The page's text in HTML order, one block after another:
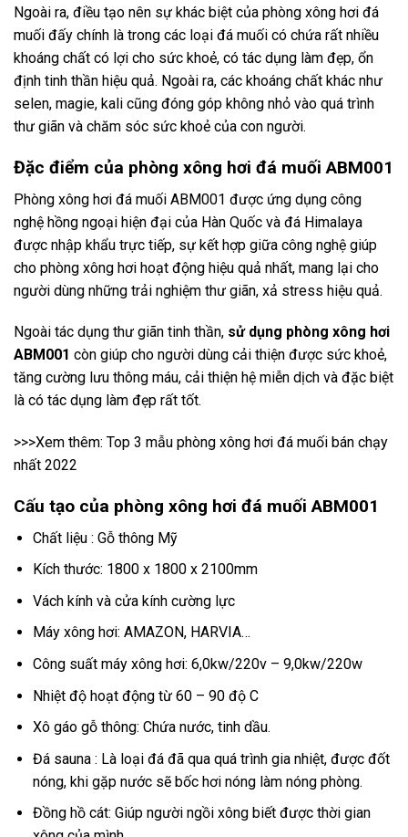
Ngoài ra, điều tạo nên sự khác biệt của phòng xông hơi đá
muối đấy chính là trong các loại đá muối có chứa rất nhiều
khoáng chất có lợi cho sức khoẻ, có tác dụng làm đẹp, ổn
định tinh thần hiệu quả. Ngoài ra, các khoáng chất khác như
selen, magie, kali cũng đóng góp không nhỏ vào quá trình
thư giãn và chăm sóc sức khoẻ của con người.
Đặc điểm của phòng xông hơi đá muối ABM001
Phòng xông hơi đá muối ABM001 được ứng dụng công
nghệ hồng ngoại hiện đại của Hàn Quốc và đá Himalaya
được nhập khẩu trực tiếp, sự kết hợp giữa công nghệ giúp
cho phòng xông hơi hoạt động hiệu quả nhất, mang lại cho
người dùng những trải nghiệm thư giãn, xả stress hiệu quả.
Ngoài tác dụng thư giãn tinh thần, sử dụng phòng xông hơi
ABM001 còn giúp cho người dùng cải thiện được sức khoẻ,
tăng cường lưu thông máu, cải thiện hệ miễn dịch và đặc biệt
là có tác dụng làm đẹp rất tốt.
>>>Xem thêm: Top 3 mẫu phòng xông hơi đá muối bán chạy
nhất 2022
Cấu tạo của phòng xông hơi đá muối ABM001
Chất liệu : Gỗ thông Mỹ
Kích thước: 1800 x 1800 x 2100mm
Vách kính và cửa kính cường lực
Máy xông hơi: AMAZON, HARVIA…
Công suất máy xông hơi: 6,0kw/220v – 9,0kw/220w
Nhiệt độ hoạt động từ 60 – 90 độ C
Xô gáo gỗ thông: Chứa nước, tinh dầu.
Đá sauna : Là loại đá đã qua quá trình gia nhiệt, được đốt
nóng, khi gặp nước sẽ bốc hơi nóng làm nóng phòng.
Đồng hồ cát: Giúp người ngồi xông biết được thời gian